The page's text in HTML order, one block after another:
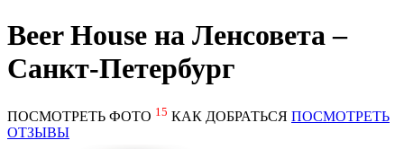
Beer House на Ленсовета –
Санкт-Петербург
ПОСМОТРЕТЬ ФОТО 15 КАК ДОБРАТЬСЯ ПОСМОТРЕТЬ
ОТЗЫВЫ